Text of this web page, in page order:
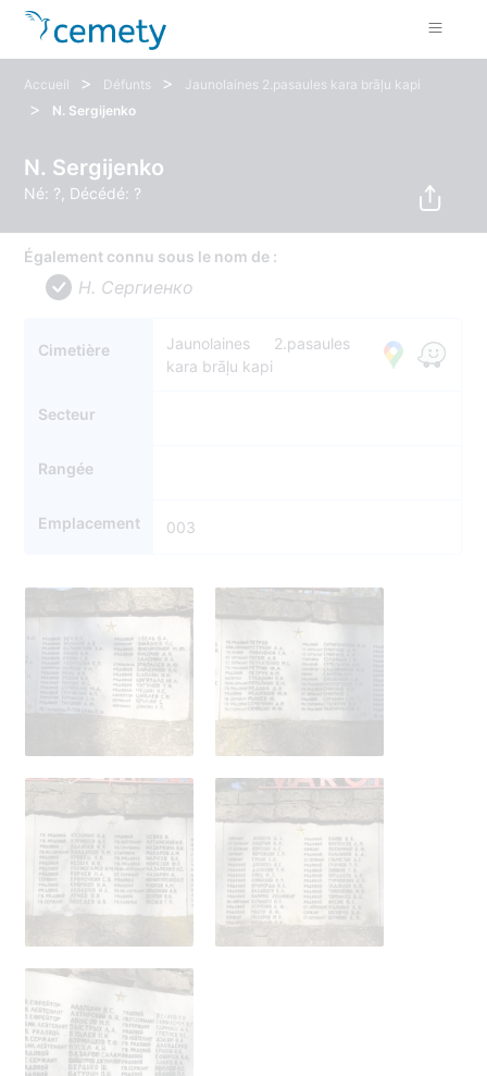
Accueil > Défunts > Jaunolaines 2.pasaules kara brāļu kapi
> N. Sergijenko
N. Sergijenko
Né: ?, Décédé: ?
Également connu sous le nom de :
Н. Сергиенко
Cimetière
Jaunolaines 2.pasaules
kara brāļu kapi
Secteur
Rangée
Emplacement 003